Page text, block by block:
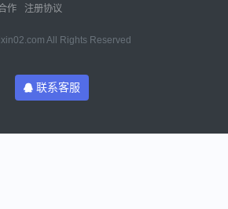
作
注册协议
All Rights Reserved
联系客服